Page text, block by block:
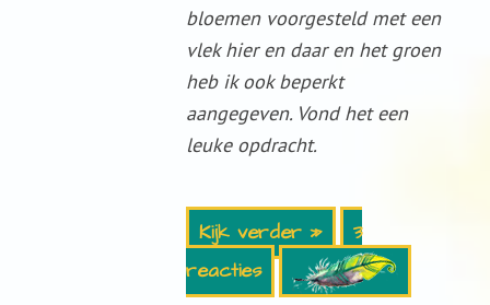
bloemen voorgesteld met een
vlek hier en daar en het groen
heb ik ook beperkt
aangegeven. Vond het een
leuke opdracht.
Kijk verder »
3
reacties